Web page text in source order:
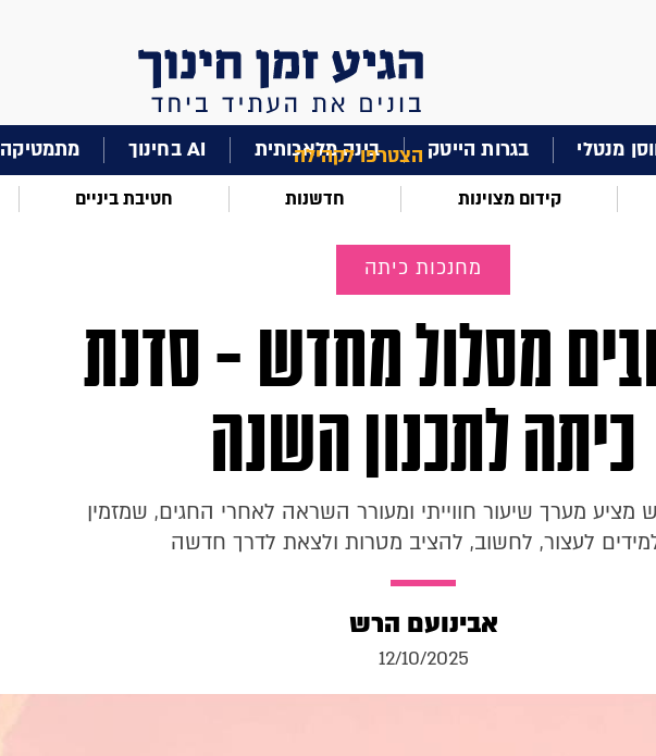
הצטרפו לקהילה מנטלי בגרות הייטק בינה מלאכותית AI בחינוך מתמטיקה
קידום מצוינות חדשנות חטיבת ביניים
מחנכות כיתה
מסלול מחדש – סדנת
כיתה לתכנון השנה
מציע מערך שיעור חווייתי ומעורר השראה לאחרי החגים, שמזמין
לעצור, לחשוב, להציב מטרות ולצאת לדרך חדשה
אבינועם הרש
12/10/2025